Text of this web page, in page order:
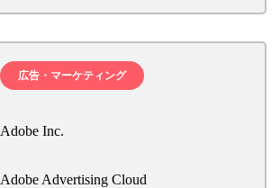
広告・マーケティング
Adobe Inc.
Adobe Advertising Cloud